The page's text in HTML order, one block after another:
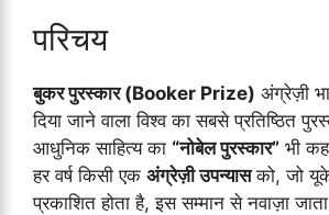
परिचय
बुकर पुरस्कार (Booker Prize) अंग्रेज़ी
दिया जाने वाला विश्व का सबसे प्रतिष्ठित
आधुनिक साहित्य का “नोबेल पुरस्कार” भी
हर वर्ष किसी एक अंग्रेज़ी उपन्यासको, जो
प्रकाशित होता है, इस सम्मान से नवाज़ा